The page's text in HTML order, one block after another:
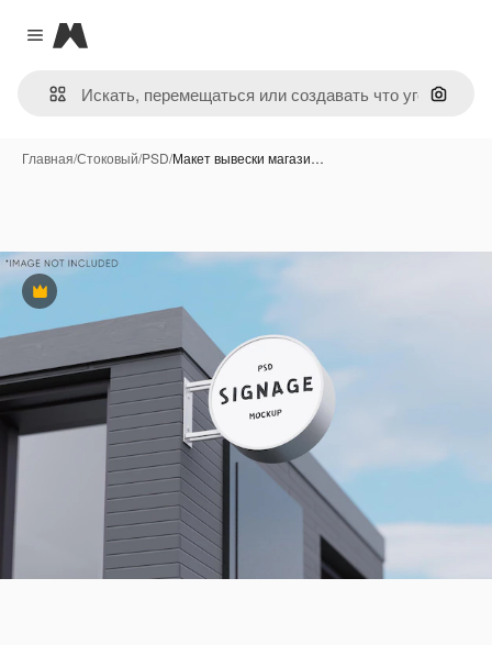
Close menu
Magnific
Поиск
Главная/Стоковый/PSD/Макет вывески магази…
Премиум